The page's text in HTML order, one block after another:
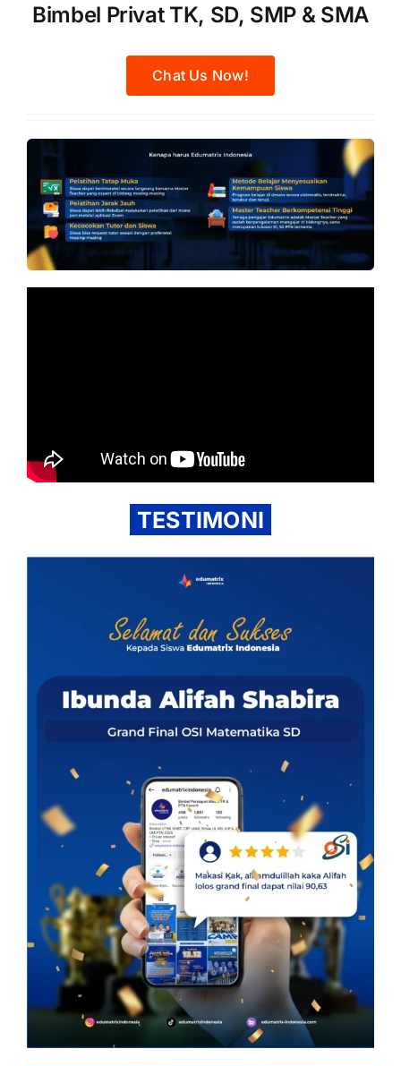
Bimbel Privat TK, SD, SMP & SMA
Chat Us Now!
TESTIMONI